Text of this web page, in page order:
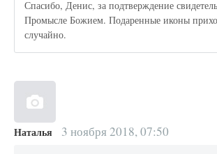
Спасибо, Денис, за подтверждение
Промысле Божием. Подаренные иконы
случайно.
Наталья 3 ноября 2018, 07:50